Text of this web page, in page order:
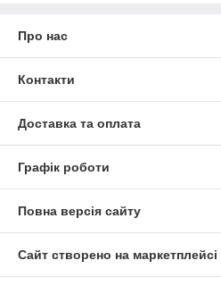
Про нас
Контакти
Доставка та оплата
Графік роботи
Повна версія сайту
Сайт створено на маркетплейсі